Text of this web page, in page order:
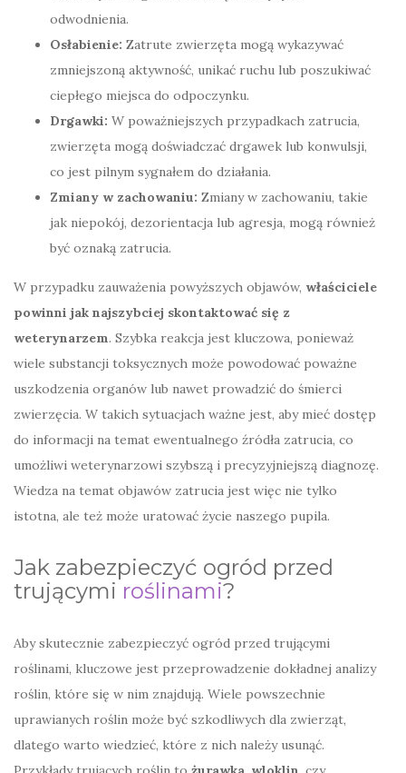
odwodnienia.
Osłabienie: Zatrute zwierzęta mogą wykazywać
zmniejszoną aktywność, unikać ruchu lub poszukiwać
ciepłego miejsca do odpoczynku.
Drgawki: W poważniejszych przypadkach zatrucia,
zwierzęta mogą doświadczać drgawek lub konwulsji,
co jest pilnym sygnałem do działania.
Zmiany w zachowaniu: Zmiany w zachowaniu, takie
jak niepokój, dezorientacja lub agresja, mogą również
być oznaką zatrucia.
W przypadku zauważenia powyższych objawów, właściciele
powinni jak najszybciej skontaktować się z
weterynarzem. Szybka reakcja jest kluczowa, ponieważ
wiele substancji toksycznych może powodować poważne
uszkodzenia organów lub nawet prowadzić do śmierci
zwierzęcia. W takich sytuacjach ważne jest, aby mieć dostęp
do informacji na temat ewentualnego źródła zatrucia, co
umożliwi weterynarzowi szybszą i precyzyjniejszą diagnozę.
Wiedza na temat objawów zatrucia jest więc nie tylko
istotna, ale też może uratować życie naszego pupila.
Jak zabezpieczyć ogród przed
trującymi roślinami?
Aby skutecznie zabezpieczyć ogród przed trującymi
roślinami, kluczowe jest przeprowadzenie dokładnej analizy
roślin, które się w nim znajdują. Wiele powszechnie
uprawianych roślin może być szkodliwych dla zwierząt,
dlatego warto wiedzieć, które z nich należy usunąć.